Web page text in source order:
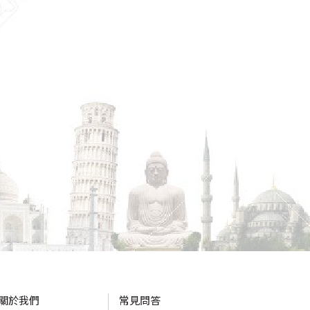
於我們 常見問答